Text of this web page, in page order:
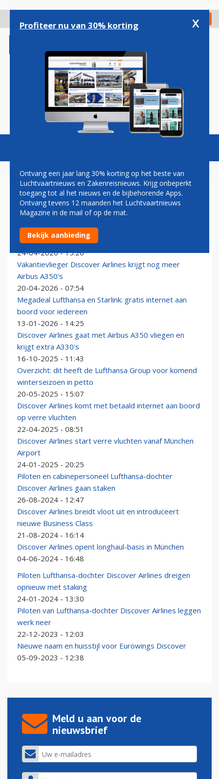
gaan
Check in
Magazine Podcasts Vacatures
DISCOVER AIRLINES
Handbagage niet meer standaard op Europese
vluchten van Lufthansa Group
24-04-2026 - 15:26
Vakantievlieger Discover Airlines krijgt nog meer
Airbus A350's
20-04-2026 - 07:54
Megadeal Lufthansa en Starlink: gratis internet aan
boord voor iedereen
13-01-2026 - 14:25
Discover Airlines gaat met Airbus A350 vliegen en
krijgt extra A330's
16-10-2025 - 11:43
Overzicht: dit heeft de Lufthansa Group voor komend
winterseizoen in petto
20-05-2025 - 15:07
Discover Airlines komt met betaald internet aan boord
op verre vluchten
22-04-2025 - 08:51
Discover Airlines start verre vluchten vanaf München
Airport
24-01-2025 - 20:25
Piloten en cabinepersoneel Lufthansa-dochter
Discover Airlines gaan staken
26-08-2024 - 12:47
Discover Airlines breidt vloot uit en introduceert
nieuwe Business Class
21-08-2024 - 16:14
Discover Airlines opent longhaul-basis in München
04-06-2024 - 16:48
Piloten Lufthansa-dochter Discover Airlines dreigen
opnieuw met staking
24-01-2024 - 13:30
Piloten van Lufthansa-dochter Discover Airlines leggen
werk neer
22-12-2023 - 12:03
Nieuwe naam en huisstijl voor Eurowings Discover
05-09-2023 - 12:38
Meld u aan voor de
nieuwsbrief
Profiteer nu van 30% korting x
Ontvang een jaar lang 30% korting op het beste van
Luchtvaartnieuws en Zakenreisnieuws. Krijg onbeperkt
toegang tot al het nieuws en de bijbehorende Apps.
Ontvang tevens 12 maanden het Luchtvaartnieuws
Magazine in de mail of op de mat.
Bekijk aanbieding